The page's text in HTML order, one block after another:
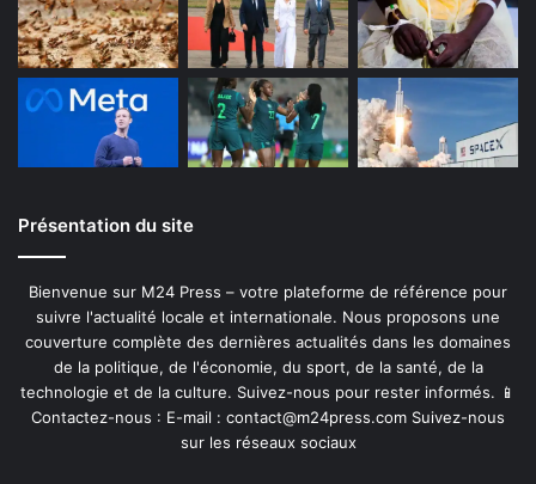
Présentation du site
Bienvenue sur M24 Press – votre plateforme de référence pour
suivre l'actualité locale et internationale. Nous proposons une
couverture complète des dernières actualités dans les domaines
de la politique, de l'économie, du sport, de la santé, de la
technologie et de la culture. Suivez-nous pour rester informés. 📱
Contactez-nous : E-mail : contact@m24press.com Suivez-nous
sur les réseaux sociaux